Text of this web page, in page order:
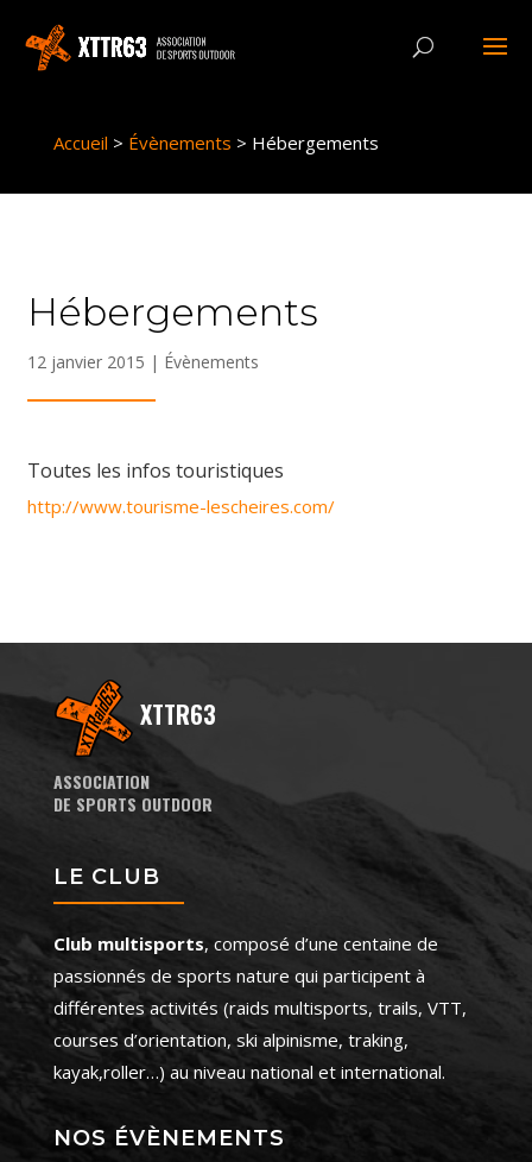
Accueil > Évènements > Hébergements
Hébergements
12 janvier 2015 | Évènements
Toutes les infos touristiques
http://www.tourisme-lescheires.com/
XTTR63
ASSOCIATION
DE SPORTS OUTDOOR
LE CLUB
Club multisports, composé d’une centaine de
passionnés de sports nature qui participent à
différentes activités (raids multisports, trails, VTT,
courses d’orientation, ski alpinisme, traking,
kayak,roller…) au niveau national et international.
NOS ÉVÈNEMENTS